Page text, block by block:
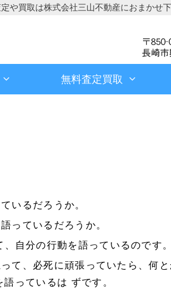
や買取は株式会社三山不動産におまかせ下
無料査定買取
いるだろうか。
っているだろうか。
自分の行動を語っているのです。
て、必死に頑張っていたら、何と
語っているは ずです。